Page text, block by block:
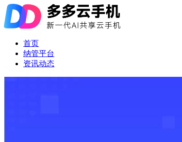
首页
纳管平台
资讯动态